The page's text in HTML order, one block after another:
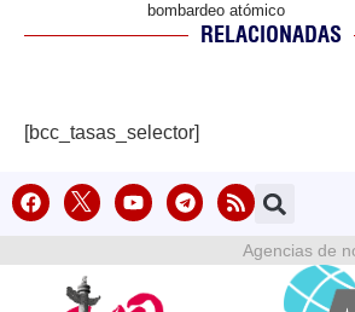
bombardeo atómico
RELACIONADAS
[bcc_tasas_selector]
Agencias de